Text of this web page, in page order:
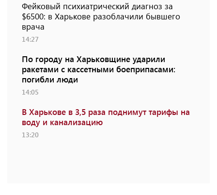
Фейковый психиатрический диагноз за
$6500: в Харькове разоблачили бывшего
врача
14:27
По городу на Харьковщине ударили
ракетами с кассетными боеприпасами:
погибли люди
14:05
В Харькове в 3,5 раза поднимут тарифы на
воду и канализацию
13:20